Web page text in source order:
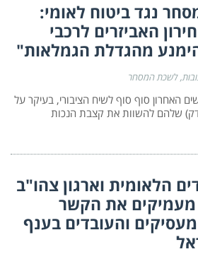
נגד ביטוח לאומי:
האביזרים לרכבי
מהגדלת הגמלאות"
לשכת המסחר
האחרון סוף סוף לשיח הציבורי, בעיקר על
שלהם להשוות את קצבת הנכות
הלאומית וארגון צהו"ב
את הקשר
והעובדים בענף